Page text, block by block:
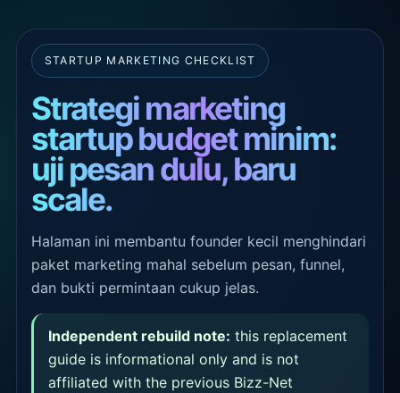
STARTUP MARKETING CHECKLIST
Strategi marketing
startup budget minim:
uji pesan dulu, baru
scale.
Halaman ini membantu founder kecil menghindari
paket marketing mahal sebelum pesan, funnel,
dan bukti permintaan cukup jelas.
Independent rebuild note: this replacement
guide is informational only and is not
affiliated with the previous Bizz-Net